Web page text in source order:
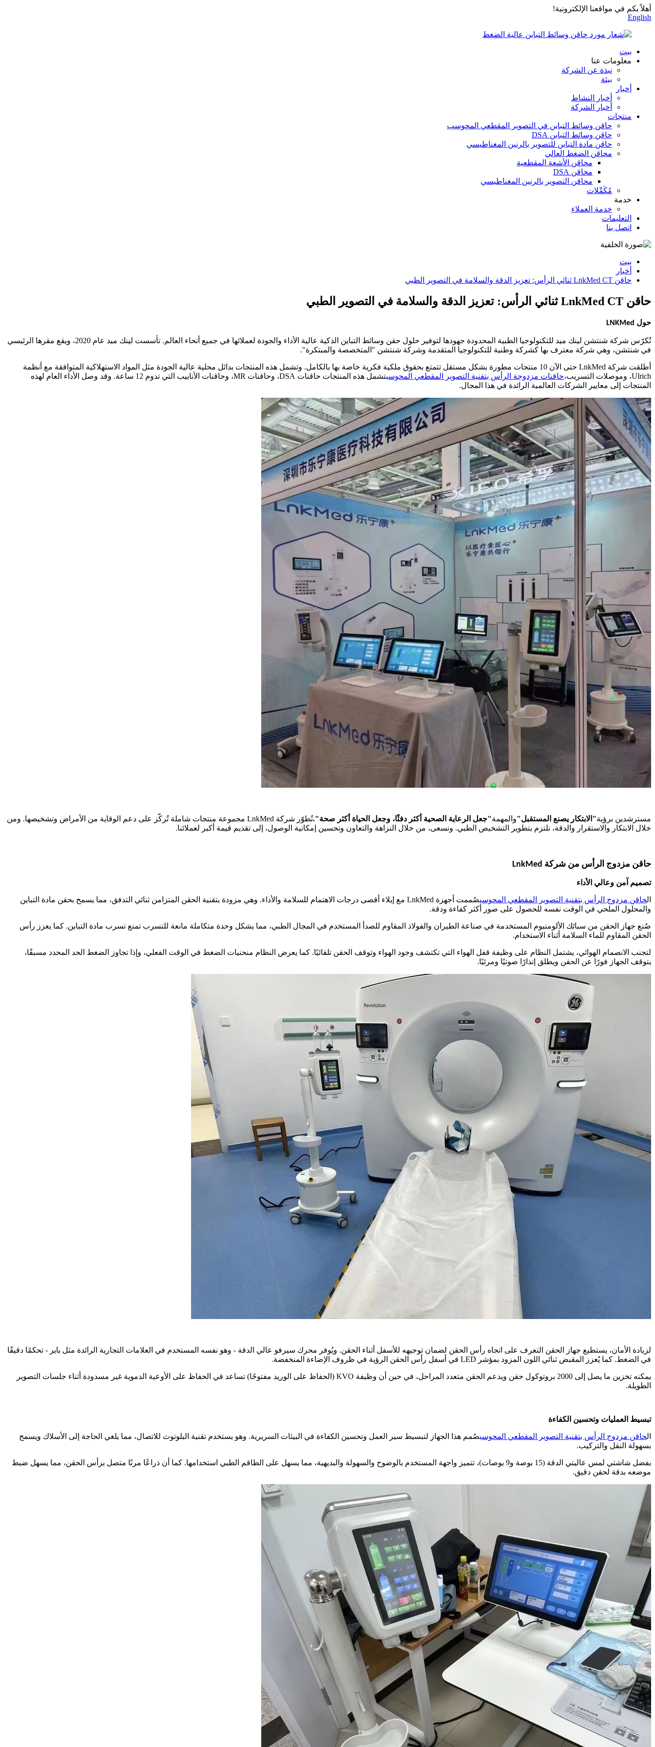
أهلاً بكم في مواقعنا الإلكترونية!
English
بيت
معلومات عنا
نبذة عن الشركة
بيئة
أخبار
أخبار النشاط
أخبار الشركة
منتجات
حاقن وسائط التباين في التصوير المقطعي المحوسب
حاقن وسائط التباين DSA
حاقن مادة التباين للتصوير بالرنين المغناطيسي
محاقن الضغط العالي
محاقن الأشعة المقطعية
محاقن DSA
محاقن التصوير بالرنين المغناطيسي
مُكَمِّلات
خدمة
خدمة العملاء
التعليمات
اتصل بنا
بيت
أخبار
حاقن LnkMed CT ثنائي الرأس: تعزيز الدقة والسلامة في التصوير الطبي
حاقن LnkMed CT ثنائي الرأس: تعزيز الدقة والسلامة في التصوير الطبي
حول LNKMed
تُكرّس شركة شنتشن لينك ميد للتكنولوجيا الطبية المحدودة جهودها لتوفير حلول حقن وسائط التباين الذكية عالية الأداء والجودة لعملائها في جميع أنحاء العالم. تأسست لينك ميد عام 2020، ويقع مقرها الرئيسي
في شنتشن، وهي شركة معترف بها كشركة وطنية للتكنولوجيا المتقدمة وشركة شنتشن "المتخصصة والمبتكرة".
أطلقت شركة LnkMed حتى الآن 10 منتجات مطورة بشكل مستقل تتمتع بحقوق ملكية فكرية خاصة بها بالكامل. وتشمل هذه المنتجات بدائل محلية عالية الجودة مثل المواد الاستهلاكية المتوافقة مع أنظمة
Ulrich، وموصلات التسريب،
حاقنات مزدوجة الرأس بتقنية التصوير المقطعي المحوسب
تشمل هذه المنتجات حاقنات DSA، وحاقنات MR، وحاقنات الأنابيب التي تدوم 12 ساعة. وقد وصل الأداء العام لهذه
المنتجات إلى معايير الشركات العالمية الرائدة في هذا المجال.
مسترشدين برؤية"الابتكار يصنع المستقبل"والمهمة"جعل الرعاية الصحية أكثر دفئًا، وجعل الحياة أكثر صحة".
تُطوّر شركة LnkMed مجموعة منتجات شاملة تُركّز على دعم الوقاية من الأمراض وتشخيصها. ومن
خلال الابتكار والاستقرار والدقة، نلتزم بتطوير التشخيص الطبي. ونسعى، من خلال النزاهة والتعاون وتحسين إمكانية الوصول، إلى تقديم قيمة أكبر لعملائنا.
حاقن مزدوج الرأس من شركة LnkMed
تصميم آمن وعالي الأداء
الحاقن مزدوج الرأس بتقنية التصوير المقطعي المحوسب
صُممت أجهزة LnkMed مع إيلاء أقصى درجات الاهتمام للسلامة والأداء. وهي مزودة بتقنية الحقن المتزامن ثنائي التدفق، مما يسمح بحقن مادة التباين
والمحلول الملحي في الوقت نفسه للحصول على صور أكثر كفاءة ودقة.
صُنع جهاز الحقن من سبائك الألومنيوم المستخدمة في صناعة الطيران والفولاذ المقاوم للصدأ المستخدم في المجال الطبي، مما يشكل وحدة متكاملة مانعة للتسرب تمنع تسرب مادة التباين. كما يعزز رأس
الحقن المقاوم للماء السلامة أثناء الاستخدام.
لتجنب الانصمام الهوائي، يشتمل النظام على وظيفة قفل الهواء التي تكتشف وجود الهواء وتوقف الحقن تلقائيًا. كما يعرض النظام منحنيات الضغط في الوقت الفعلي، وإذا تجاوز الضغط الحد المحدد مسبقًا،
يتوقف الجهاز فورًا عن الحقن ويطلق إنذارًا صوتيًا ومرئيًا.
لزيادة الأمان، يستطيع جهاز الحقن التعرف على اتجاه رأس الحقن لضمان توجيهه للأسفل أثناء الحقن. ويُوفر محرك سيرفو عالي الدقة - وهو نفسه المستخدم في العلامات التجارية الرائدة مثل باير - تحكمًا دقيقًا
في الضغط. كما يُعزز المقبض ثنائي اللون المزود بمؤشر LED في أسفل رأس الحقن الرؤية في ظروف الإضاءة المنخفضة.
يمكنه تخزين ما يصل إلى 2000 بروتوكول حقن ويدعم الحقن متعدد المراحل، في حين أن وظيفة KVO (الحفاظ على الوريد مفتوحًا) تساعد في الحفاظ على الأوعية الدموية غير مسدودة أثناء جلسات التصوير
الطويلة.
تبسيط العمليات وتحسين الكفاءة
الحاقن مزدوج الرأس بتقنية التصوير المقطعي المحوسبصُمم هذا الجهاز لتبسيط سير العمل وتحسين الكفاءة في البيئات السريرية. وهو يستخدم تقنية البلوتوث للاتصال، مما يلغي الحاجة إلى الأسلاك ويسمح
بسهولة النقل والتركيب.
بفضل شاشتي لمس عاليتي الدقة (15 بوصة و9 بوصات)، تتميز واجهة المستخدم بالوضوح والسهولة والبديهية، مما يسهل على الطاقم الطبي استخدامها. كما أن ذراعًا مرنًا متصل برأس الحقن، مما يسهل ضبط
موضعه بدقة لحقن دقيق.